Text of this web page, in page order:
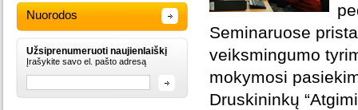
Nuorodos
Užsiprenumeruoti naujienlaiškį
Įrašykite savo el. pašto adresą
Seminaruose
veiksmingumo
mokymosi
Druskininkų